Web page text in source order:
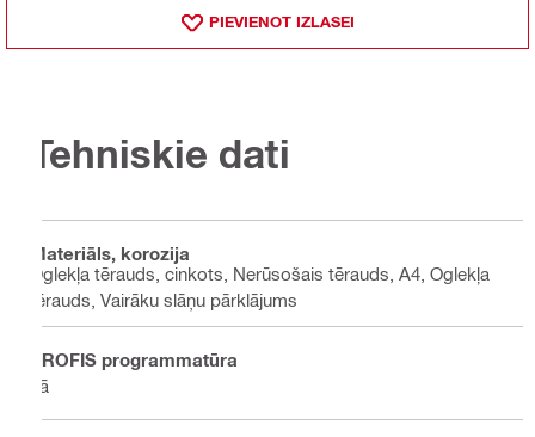
PIEVIENOT IZLASEI
Tehniskie dati
Materiāls, korozija
Oglekļa tērauds, cinkots, Nerūsošais tērauds, A4, Oglekļa
tērauds, Vairāku slāņu pārklājums
PROFIS programmatūra
Jā